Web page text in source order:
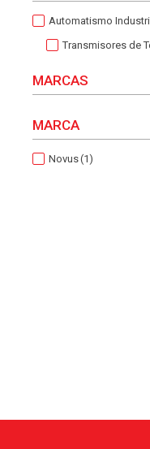
Automatismo
Transmisores de
MARCAS
MARCA
Novus(1)